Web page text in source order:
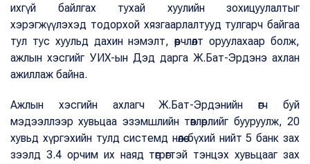
ихгүй байлгах тухай хуулийн зохицуулалтыг
хэрэгжүүлэхэд тодорхой хязгаарлалтууд тулгарч байгаа
тул тус хуульд дахин нэмэлт, өөрчлөлт оруулахаар болж,
ажлын хэсгийг УИХ-ын Дэд дарга Ж.Бат-Эрдэнэ ахлан
ажиллаж байна.
Ажлын хэсгийн ахлагч Ж.Бат-Эрдэнийн өгч буй
мэдээллээр хувьцаа эзэмшлийн төвлөрлийг бууруулж, 20
хувьд хүргэхийн тулд системд нөлөө бүхий нийт 5 банк зах
зээлд 3.4 орчим их наяд төгрөгтэй тэнцэх хувьцааг зах